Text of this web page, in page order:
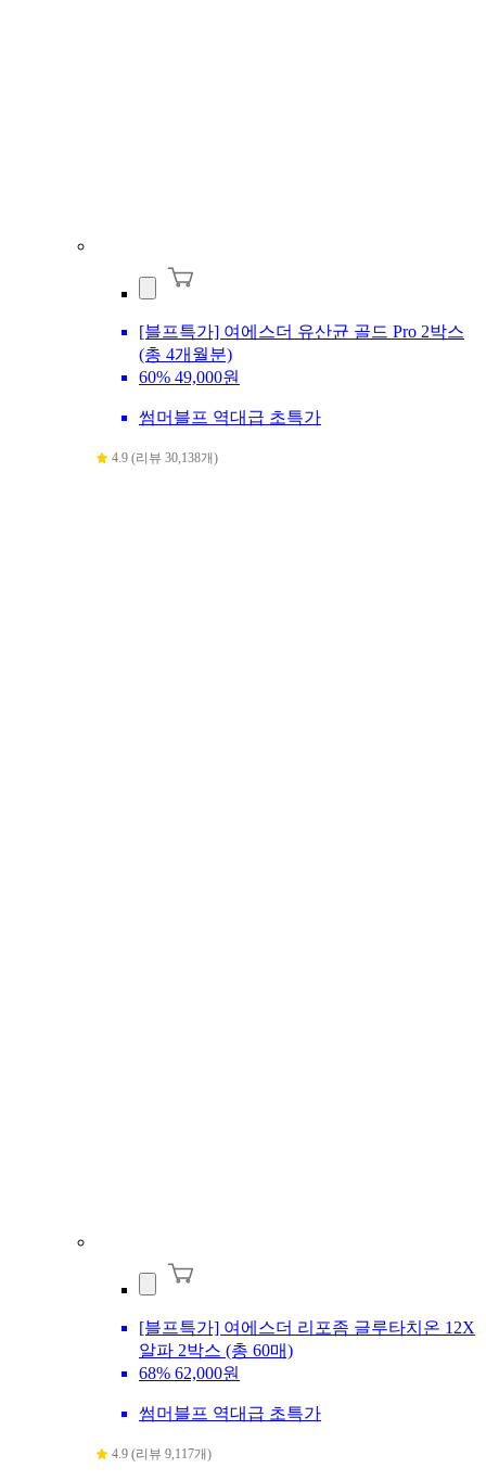
[블프특가] 여에스더 유산균 골드 Pro 2박스
(총 4개월분)
60% 49,000원
썸머블프 역대급 초특가
4.9 (리뷰 30,138개)
[블프특가] 여에스더 리포좀 글루타치온 12X
알파 2박스 (총 60매)
68% 62,000원
썸머블프 역대급 초특가
4.9 (리뷰 9,117개)